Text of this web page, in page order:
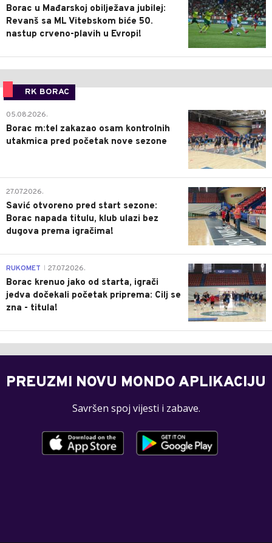
Borac u Mađarskoj obilježava jubilej:
Revanš sa ML Vitebskom biće 50.
nastup crveno-plavih u Evropi!
RK BORAC
0
05.08.2026.
Borac m:tel zakazao osam kontrolnih
utakmica pred početak nove sezone
0
27.07.2026.
Savić otvoreno pred start sezone:
Borac napada titulu, klub ulazi bez
dugova prema igračima!
0
RUKOMET 27.07.2026.
Borac krenuo jako od starta, igrači
jedva dočekali početak priprema: Cilj se
zna - titula!
PREUZMI NOVU MONDO APLIKACIJU
Savršen spoj vijesti i zabave.